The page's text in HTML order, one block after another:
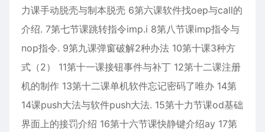
力课手动脱壳与制本脱壳 6第六课软件找oep与call的
介绍. 7第七节课跳转指令imp.i 8第八节课imp指令与
nop指令. 9第九课弹窗破解2种办法 10第十课3种方
式（2） 11第十一课接钮事件与补丁 12第十二课注册
机的制作 13第十二课单机软件忘记密码了唯办 14第
14课push大法与软件push大法. 15第十力节课od基础
界面上的接罚介绍 16第十六节课快静键介绍ay 17第